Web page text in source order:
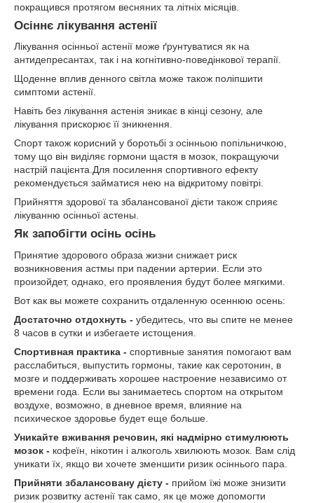
покращився протягом весняних та літніх місяців.
Осіннє лікування астенії
Лікування осінньої астенії може ґрунтуватися як на
антидепресантах, так і на когнітивно-поведінкової терапії.
Щоденне вплив денного світла може також поліпшити
симптоми астенії.
Навіть без лікування астенія зникає в кінці сезону, але
лікування прискорює її зникнення.
Спорт також корисний у боротьбі з осінньою попільничкою,
тому що він виділяє гормони щастя в мозок, покращуючи
настрій пацієнта.Для посилення спортивного ефекту
рекомендується займатися нею на відкритому повітрі.
Прийняття здорової та збалансованої дієти також сприяє
лікуванню осінньої астены.
Як запобігти осінь осінь
Принятие здорового образа жизни снижает риск
возникновения астмы при падении артерии. Если это
произойдет, однако, его проявления будут более мягкими.
Вот как вы можете сохранить отдаленную осеннюю осень:
Достаточно отдохнуть - убедитесь, что вы спите не менее
8 часов в сутки и избегаете истощения.
Спортивная практика - спортивные занятия помогают вам
расслабиться, выпустить гормоны, такие как серотонин, в
мозге и поддерживать хорошее настроение независимо от
времени года. Если вы занимаетесь спортом на открытом
воздухе, возможно, в дневное время, влияние на
психическое здоровье будет еще больше.
Уникайте вживання речовин, які надмірно стимулюють
мозок - кофеїн, нікотин і алкоголь хвилюють мозок. Вам слід
уникати їх, якщо ви хочете зменшити ризик осіннього пара.
Прийняти збалансовану дієту - прийом їжі може знизити
ризик розвитку астенії так само, як це може допомогти